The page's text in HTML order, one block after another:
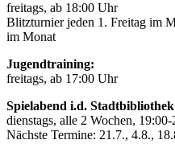
freitags, ab 18:00 Uhr
Blitzturnier jeden 1. Freitag im
im Monat
Jugendtraining:
freitags, ab 17:00 Uhr
Spielabend i.d.
dienstags, alle 2 Wochen, 19:00-
Nächste Termine: 21.7., 4.8.,